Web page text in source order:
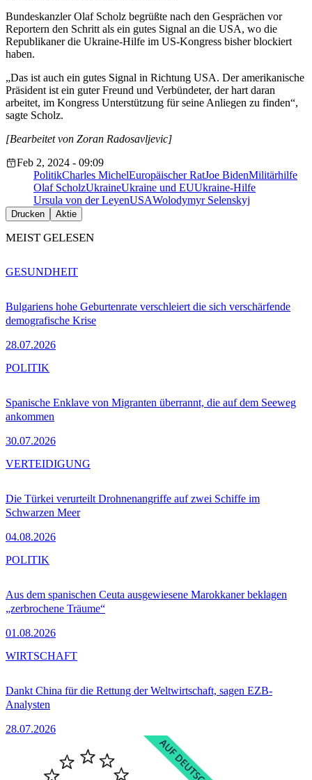
Bundeskanzler Olaf Scholz begrüßte nach den Gesprächen vor
Reportern den Schritt als ein gutes Signal an die USA, wo die
Republikaner die Ukraine-Hilfe im US-Kongress bisher blockiert
haben.
„Das ist auch ein gutes Signal in Richtung USA. Der amerikanische
Präsident ist ein guter Freund und Verbündeter, der hart daran
arbeitet, im Kongress Unterstützung für seine Anliegen zu finden“,
sagte Scholz.
[Bearbeitet von Zoran Radosavljevic]
Feb 2, 2024 - 09:09
PolitikCharles MichelEuropäischer RatJoe BidenMilitärhilfe
Olaf ScholzUkraineUkraine und EUUkraine-Hilfe
Ursula von der LeyenUSAWolodymyr Selenskyj
Drucken Aktie
MEIST GELESEN
Bulgariens hohe Geburtenrate verschleiert die sich verschärfende
demografische Krise
28.07.2026
GESUNDHEIT
Spanische Enklave von Migranten überrannt, die auf dem Seeweg
ankommen
30.07.2026
POLITIK
Die Türkei verurteilt Drohnenangriffe auf zwei Schiffe im
Schwarzen Meer
04.08.2026
VERTEIDIGUNG
Aus dem spanischen Ceuta ausgewiesene Marokkaner beklagen
„zerbrochene Träume“
01.08.2026
POLITIK
Dankt China für die Rettung der Weltwirtschaft, sagen EZB-
Analysten
28.07.2026
WIRTSCHAFT